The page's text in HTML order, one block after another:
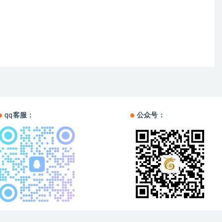
qq客服： 公众号：